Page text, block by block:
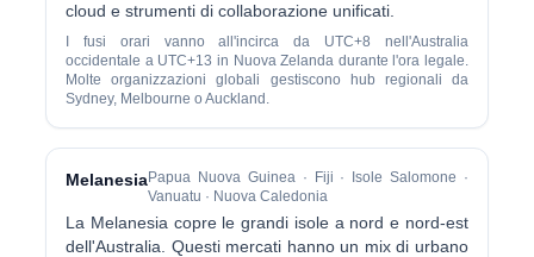
cloud e strumenti di collaborazione unificati.
I fusi orari vanno all'incirca da UTC+8 nell'Australia
occidentale a UTC+13 in Nuova Zelanda durante l'ora legale.
Molte organizzazioni globali gestiscono hub regionali da
Sydney, Melbourne o Auckland.
MelanesiaPapua Nuova Guinea · Fiji · Isole Salomone ·
Vanuatu · Nuova Caledonia
La Melanesia copre le grandi isole a nord e nord-est
dell'Australia. Questi mercati hanno un mix di urbano